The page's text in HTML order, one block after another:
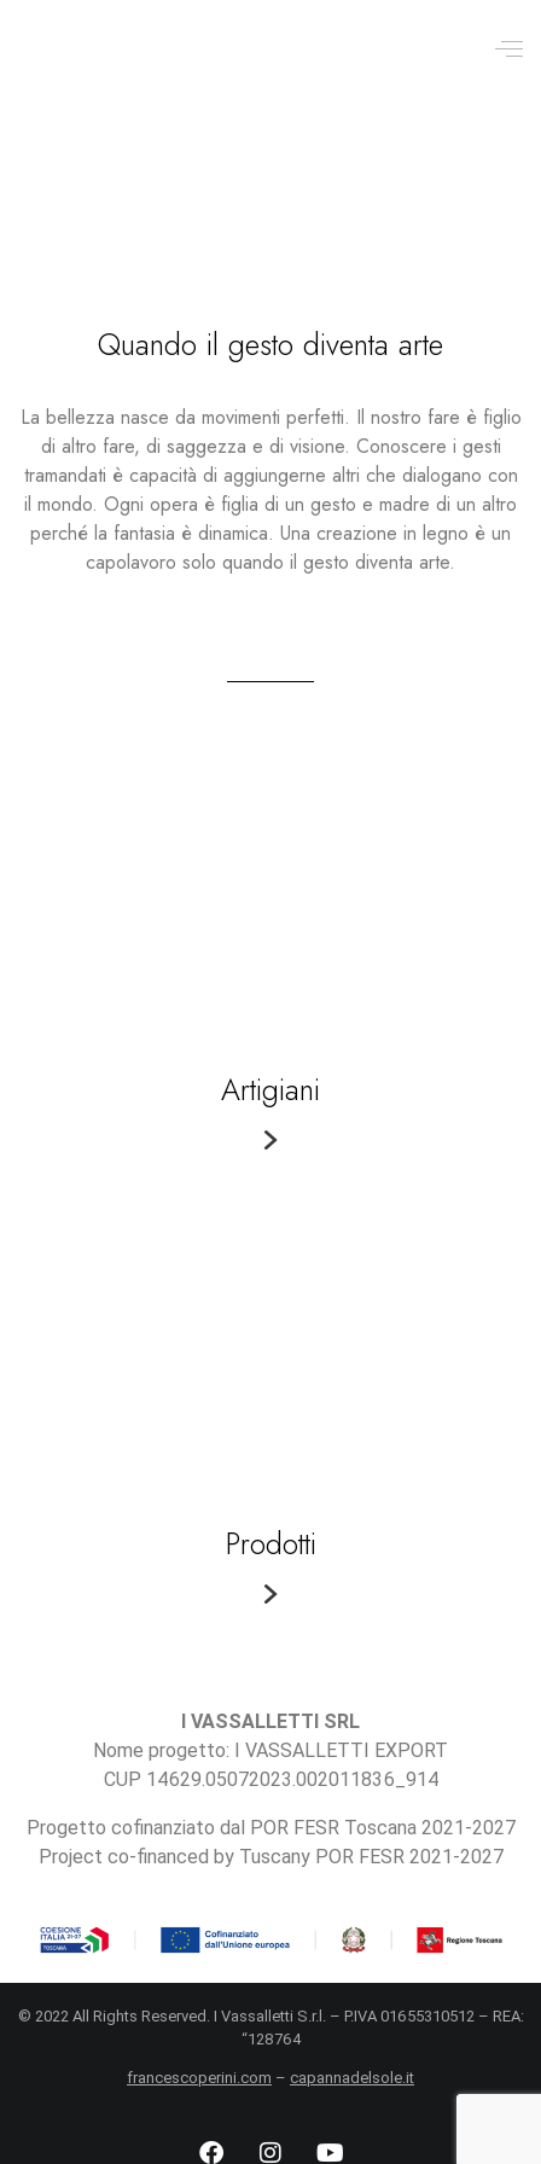
Quando il gesto diventa arte
La bellezza nasce da movimenti perfetti. Il nostro fare è figlio
di altro fare, di saggezza e di visione. Conoscere i gesti
tramandati è capacità di aggiungerne altri che dialogano con
il mondo. Ogni opera è figlia di un gesto e madre di un altro
perché la fantasia è dinamica. Una creazione in legno è un
capolavoro solo quando il gesto diventa arte.
Artigiani
Prodotti
I VASSALLETTI SRL
Nome progetto: I VASSALLETTI EXPORT
CUP 14629.05072023.002011836_914
Progetto cofinanziato dal POR FESR Toscana 2021-2027
Project co-financed by Tuscany POR FESR 2021-2027
© 2022 All Rights Reserved. I Vassalletti S.r.l. – P.IVA 01655310512 – REA:
“128764
francescoperini.com – capannadelsole.it